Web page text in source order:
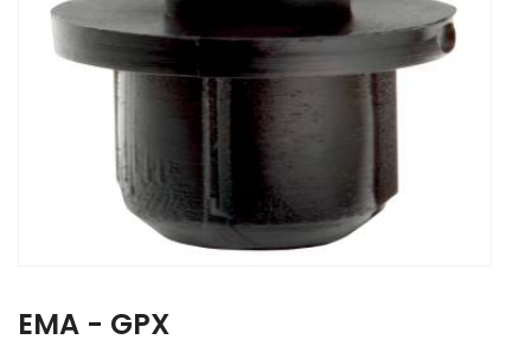
EMA - GPX